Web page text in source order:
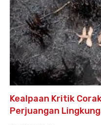
Kealpaan Kritik
Perjuangan